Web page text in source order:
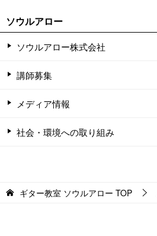
ソウルアロー
ソウルアロー株式会社
講師募集
メディア情報
社会・環境への取り組み
ギター教室 ソウルアロー TOP